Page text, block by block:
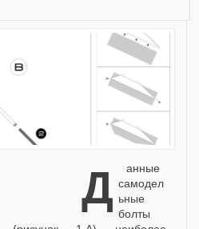
Данные самодел
ьные
болты